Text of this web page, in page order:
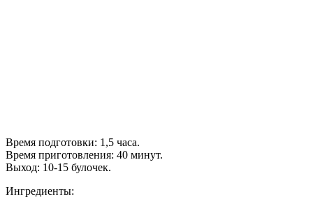
Время подготовки: 1,5 часа.
Время приготовления: 40 минут.
Выход: 10-15 булочек.
Ингредиенты: